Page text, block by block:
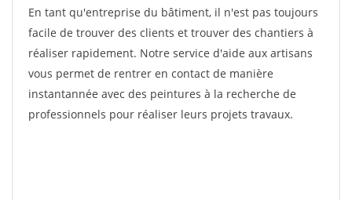
En tant qu'entreprise du bâtiment, il n'est pas toujours
facile de trouver des clients et trouver des chantiers à
réaliser rapidement. Notre service d'aide aux artisans
vous permet de rentrer en contact de manière
instantannée avec des peintures à la recherche de
professionnels pour réaliser leurs projets travaux.